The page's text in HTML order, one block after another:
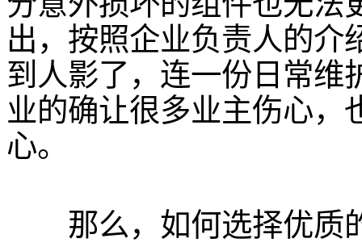
出，按照企业负责人的介
到人影了，连一份日常维
业的确让很多业主伤心，
心。
那么，如何选择优质